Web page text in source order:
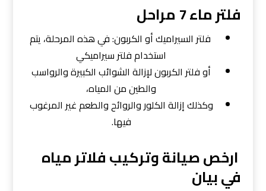
فلتر ماء 7 مراحل
فلتر السيراميك أو الكربون: في هذه المرحلة، يتم
استخدام فلتر سيراميكي
أو فلتر الكربون لإزالة الشوائب الكبيرة والرواسب
والطين من المياه،
وكذلك إزالة الكلور والروائح والطعم غير المرغوب
فيها.
ارخص صيانة وتركيب فلاتر مياه
في بيان